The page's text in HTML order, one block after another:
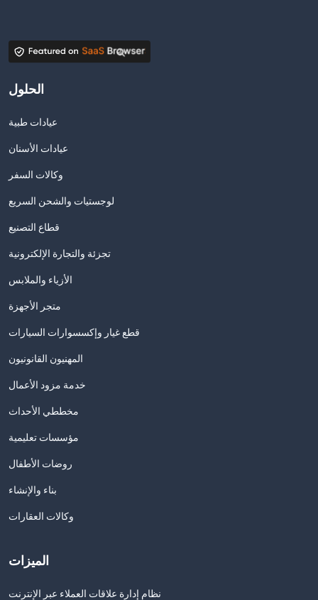
الحلول
عيادات طبية
عيادات الأسنان
وكالات السفر
لوجستيات والشحن السريع
قطاع التصنيع
تجزئة والتجارة الإلكترونية
الأزياء والملابس
متجر الأجهزة
قطع غيار وإكسسوارات السيارات
المهنيون القانونيون
خدمة مزود الأعمال
مخططي الأحداث
مؤسسات تعليمية
روضات الأطفال
بناء والإنشاء
وكالات العقارات
الميزات
نظام إدارة علاقات العملاء عبر الإنترنت